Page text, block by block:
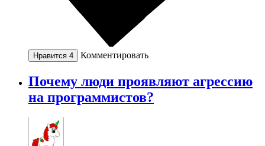
Нравится 4 Комментировать
Почему люди проявляют агрессию
на программистов?